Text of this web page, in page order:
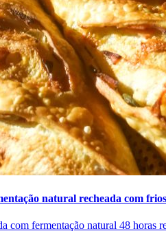
natural recheada com
com fermentação natural 48 horas